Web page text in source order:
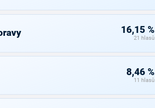
16,15 %
21 hlasů
8,46 %
11 hlasů